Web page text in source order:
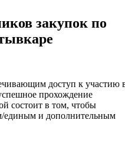
закупок по
доступ к участию
прохождение
состоит в том, чтобы
единым и дополнительным